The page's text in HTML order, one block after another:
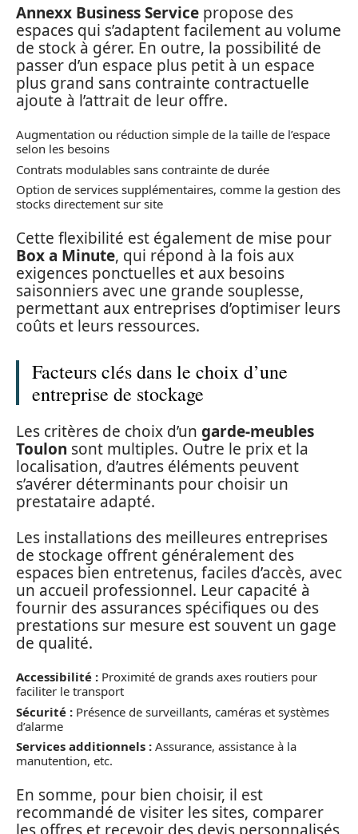
Annexx Business Service propose des
espaces qui s’adaptent facilement au volume
de stock à gérer. En outre, la possibilité de
passer d’un espace plus petit à un espace
plus grand sans contrainte contractuelle
ajoute à l’attrait de leur offre.
Augmentation ou réduction simple de la taille de l’espace
selon les besoins
Contrats modulables sans contrainte de durée
Option de services supplémentaires, comme la gestion des
stocks directement sur site
Cette flexibilité est également de mise pour
Box a Minute, qui répond à la fois aux
exigences ponctuelles et aux besoins
saisonniers avec une grande souplesse,
permettant aux entreprises d’optimiser leurs
coûts et leurs ressources.
Facteurs clés dans le choix d’une
entreprise de stockage
Les critères de choix d’un garde-meubles
Toulon sont multiples. Outre le prix et la
localisation, d’autres éléments peuvent
s’avérer déterminants pour choisir un
prestataire adapté.
Les installations des meilleures entreprises
de stockage offrent généralement des
espaces bien entretenus, faciles d’accès, avec
un accueil professionnel. Leur capacité à
fournir des assurances spécifiques ou des
prestations sur mesure est souvent un gage
de qualité.
Accessibilité : Proximité de grands axes routiers pour
faciliter le transport
Sécurité : Présence de surveillants, caméras et systèmes
d’alarme
Services additionnels : Assurance, assistance à la
manutention, etc.
En somme, pour bien choisir, il est
recommandé de visiter les sites, comparer